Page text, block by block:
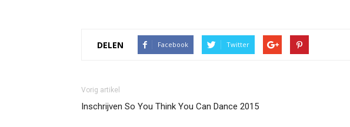
DELEN Facebook Twitter
Vorig artikel
Inschrijven So You Think You Can Dance 2015